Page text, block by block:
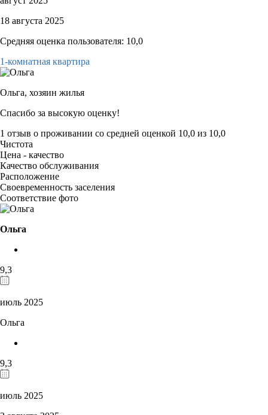
18 августа 2025
Средняя оценка пользователя: 10,0
1-комнатная квартира
Ольга, хозяин жилья
Спасибо за высокую оценку!
1 отзыв о проживании со средней оценкой 10,0 из 10,0
Чистота
Цена - качество
Качество обслуживания
Расположение
Своевременность заселения
Соответствие фото
Ольга
9,3
июль 2025
Ольга
9,3
июль 2025